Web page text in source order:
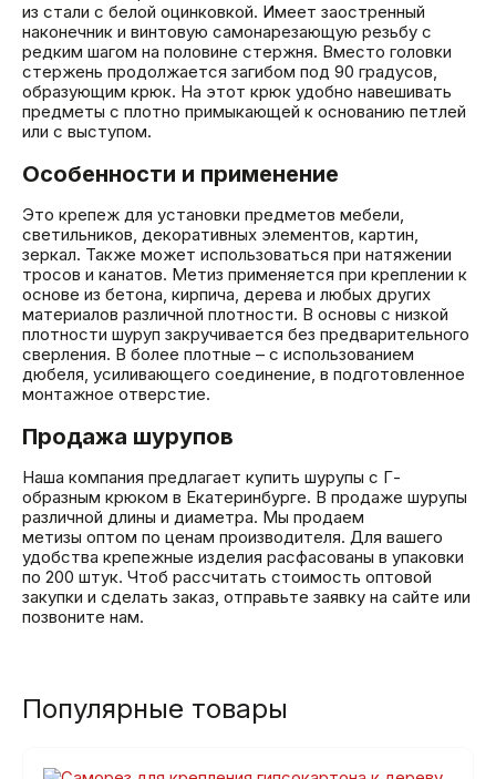
из стали с белой оцинковкой. Имеет заостренный
наконечник и винтовую самонарезающую резьбу с
редким шагом на половине стержня. Вместо головки
стержень продолжается загибом под 90 градусов,
образующим крюк. На этот крюк удобно навешивать
предметы с плотно примыкающей к основанию петлей
или с выступом.
Особенности и применение
Это крепеж для установки предметов мебели,
светильников, декоративных элементов, картин,
зеркал. Также может использоваться при натяжении
тросов и канатов. Метиз применяется при креплении к
основе из бетона, кирпича, дерева и любых других
материалов различной плотности. В основы с низкой
плотности шуруп закручивается без предварительного
сверления. В более плотные – с использованием
дюбеля, усиливающего соединение, в подготовленное
монтажное отверстие.
Продажа шурупов
Наша компания предлагает купить шурупы с Г-
образным крюком в Екатеринбурге. В продаже шурупы
различной длины и диаметра. Мы продаем
метизы оптом по ценам производителя. Для вашего
удобства крепежные изделия расфасованы в упаковки
по 200 штук. Чтоб рассчитать стоимость оптовой
закупки и сделать заказ, отправьте заявку на сайте или
позвоните нам.
Популярные товары